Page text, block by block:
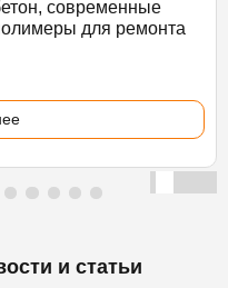
современные
для ремонта
и статьи